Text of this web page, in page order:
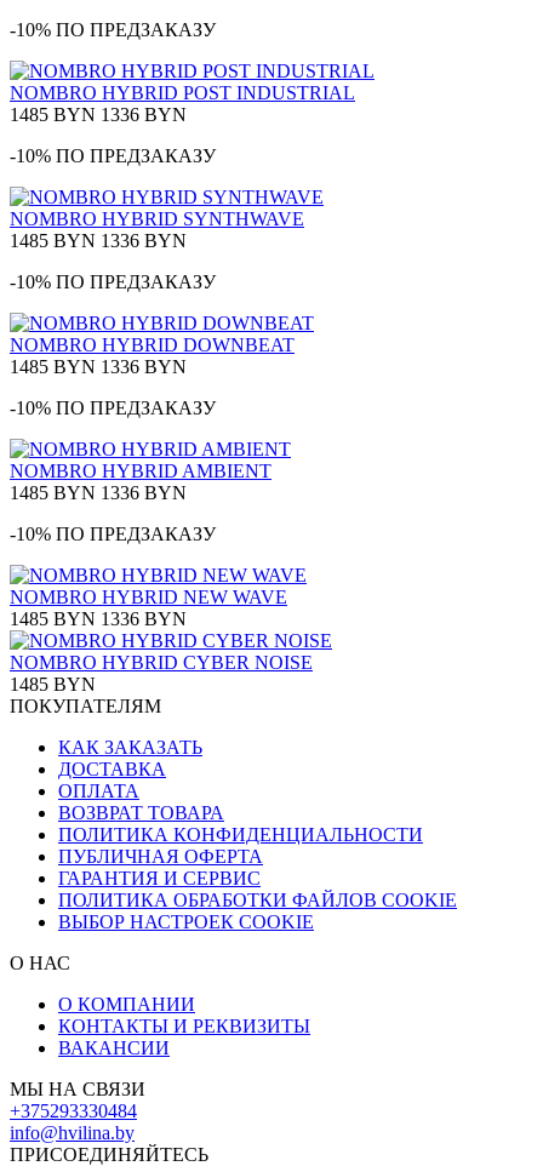
-10% ПО ПРЕДЗАКАЗУ
NOMBRO HYBRID POST INDUSTRIAL
1485 BYN 1336 BYN
-10% ПО ПРЕДЗАКАЗУ
NOMBRO HYBRID SYNTHWAVE
1485 BYN 1336 BYN
-10% ПО ПРЕДЗАКАЗУ
NOMBRO HYBRID DOWNBEAT
1485 BYN 1336 BYN
-10% ПО ПРЕДЗАКАЗУ
NOMBRO HYBRID AMBIENT
1485 BYN 1336 BYN
-10% ПО ПРЕДЗАКАЗУ
NOMBRO HYBRID NEW WAVE
1485 BYN 1336 BYN
NOMBRO HYBRID CYBER NOISE
1485 BYN
ПОКУПАТЕЛЯМ
КАК ЗАКАЗАТЬ
ДОСТАВКА
ОПЛАТА
ВОЗВРАТ ТОВАРА
ПОЛИТИКА КОНФИДЕНЦИАЛЬНОСТИ
ПУБЛИЧНАЯ ОФЕРТА
ГАРАНТИЯ И СЕРВИС
ПОЛИТИКА ОБРАБОТКИ ФАЙЛОВ COOKIE
ВЫБОР НАСТРОЕК COOKIE
О НАС
О КОМПАНИИ
КОНТАКТЫ И РЕКВИЗИТЫ
ВАКАНСИИ
МЫ НА СВЯЗИ
+375293330484
info@hvilina.by
ПРИСОЕДИНЯЙТЕСЬ